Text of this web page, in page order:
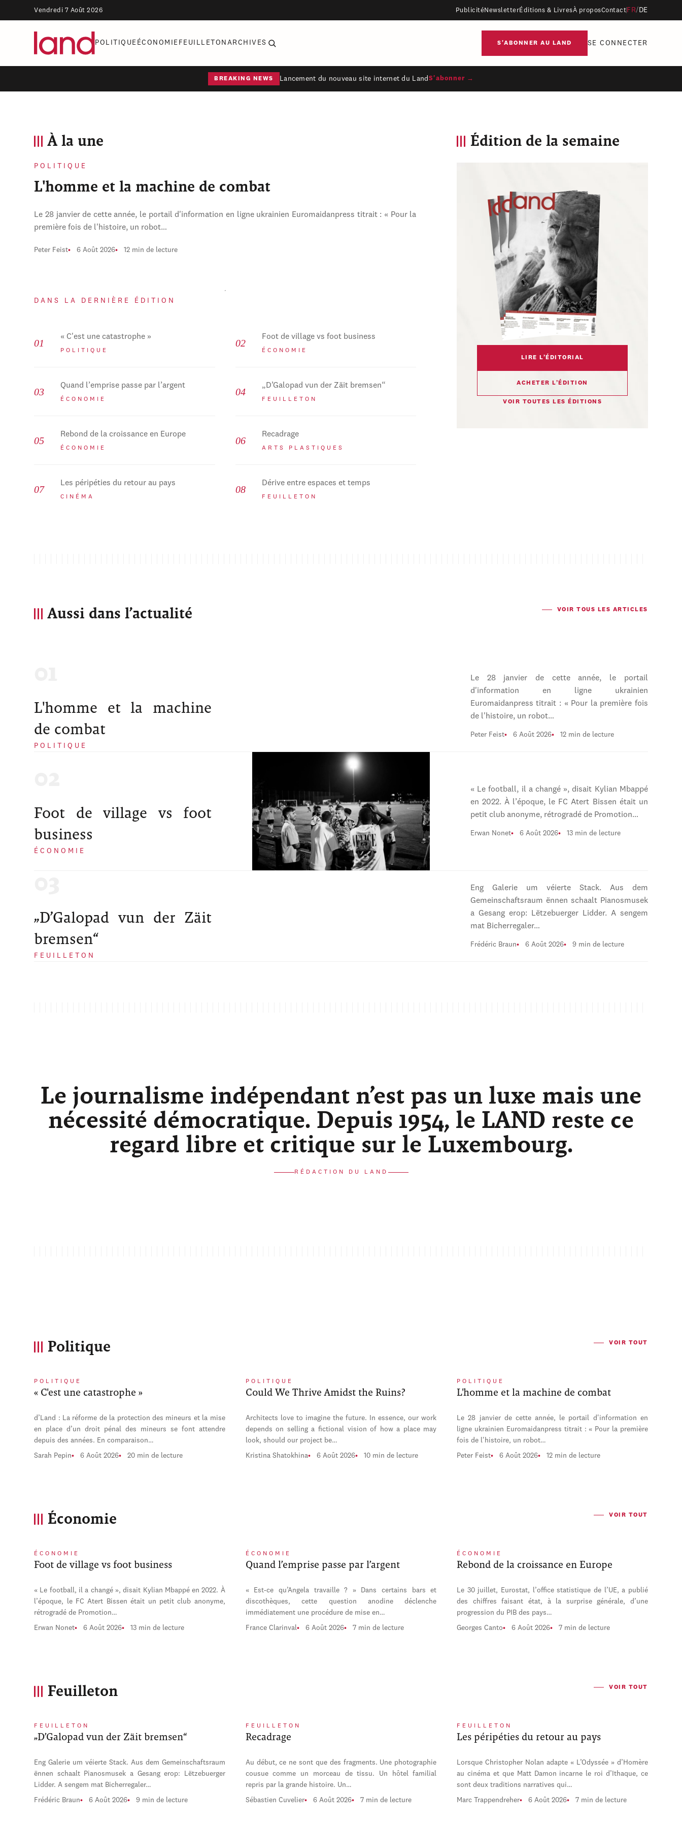
Vendredi 7 Août 2026 Publicité NewsletterÉditions & LivresÀ proposContact FR/ DE
POLITIQUE ÉCONOMIE FEUILLETON ARCHIVES S'ABONNER AU LAND SE CONNECTER
BREAKING NEWS Lancement du nouveau site internet du Land S'abonner →
À la une
POLITIQUE
L'homme et la machine de combat
Le 28 janvier de cette année, le portail d'information en ligne ukrainien Euromaidanpress titrait : « Pour la
première fois de l'histoire, un robot…
Peter Feist 6 Août 2026 12 min de lecture
DANS LA DERNIÈRE ÉDITION
« C'est une catastrophe »
POLITIQUE
Foot de village vs foot business
ÉCONOMIE
Quand l’emprise passe par l’argent
ÉCONOMIE
„D’Galopad vun der Zäit bremsen“
FEUILLETON
Rebond de la croissance en Europe
ÉCONOMIE
Recadrage
ARTS PLASTIQUES
Les péripéties du retour au pays
CINÉMA
Dérive entre espaces et temps
FEUILLETON
Édition de la semaine
LIRE L’ÉDITORIAL
ACHETER L’ÉDITION
VOIR TOUTES LES ÉDITIONS
Aussi dans l’actualité VOIR TOUS LES ARTICLES
L'homme et la machine
de combat
POLITIQUE
Le 28 janvier de cette année, le portail
d'information en ligne ukrainien
Euromaidanpress titrait : « Pour la première fois
de l'histoire, un robot…
Peter Feist 6 Août 2026 12 min de lecture
Foot de village vs foot
business
ÉCONOMIE
« Le football, il a changé », disait Kylian Mbappé
en 2022. À l’époque, le FC Atert Bissen était un
petit club anonyme, rétrogradé de Promotion…
Erwan Nonet 6 Août 2026 13 min de lecture
„D’Galopad vun der Zäit
bremsen“
FEUILLETON
Eng Galerie um véierte Stack. Aus dem
Gemeinschaftsraum ënnen schaalt Pianosmusek
a Gesang erop: Lëtzebuerger Lidder. A sengem
mat Bicherregaler…
Frédéric Braun 6 Août 2026 9 min de lecture
Le journalisme indépendant n’est pas un luxe mais une
nécessité démocratique. Depuis 1954, le LAND reste ce
regard libre et critique sur le Luxembourg.
RÉDACTION DU LAND
Politique VOIR TOUT
POLITIQUE
« C'est une catastrophe »
d’Land : La réforme de la protection des mineurs et la mise
en place d’un droit pénal des mineurs se font attendre
depuis des années. En comparaison…
Sarah Pepin 6 Août 2026 20 min de lecture
POLITIQUE
Could We Thrive Amidst the Ruins?
Architects love to imagine the future. In essence, our work
depends on selling a fictional vision of how a place may
look, should our project be…
Kristina Shatokhina 6 Août 2026 10 min de lecture
POLITIQUE
L'homme et la machine de combat
Le 28 janvier de cette année, le portail d'information en
ligne ukrainien Euromaidanpress titrait : « Pour la première
fois de l'histoire, un robot…
Peter Feist 6 Août 2026 12 min de lecture
Économie VOIR TOUT
ÉCONOMIE
Foot de village vs foot business
« Le football, il a changé », disait Kylian Mbappé en 2022. À
l’époque, le FC Atert Bissen était un petit club anonyme,
rétrogradé de Promotion…
Erwan Nonet 6 Août 2026 13 min de lecture
ÉCONOMIE
Quand l’emprise passe par l’argent
« Est-ce qu’Angela travaille ? » Dans certains bars et
discothèques, cette question anodine déclenche
immédiatement une procédure de mise en…
France Clarinval 6 Août 2026 7 min de lecture
ÉCONOMIE
Rebond de la croissance en Europe
Le 30 juillet, Eurostat, l’office statistique de l’UE, a publié
des chiffres faisant état, à la surprise générale, d’une
progression du PIB des pays…
Georges Canto 6 Août 2026 7 min de lecture
Feuilleton VOIR TOUT
FEUILLETON
„D’Galopad vun der Zäit bremsen“
Eng Galerie um véierte Stack. Aus dem Gemeinschaftsraum
ënnen schaalt Pianosmusek a Gesang erop: Lëtzebuerger
Lidder. A sengem mat Bicherregaler…
Frédéric Braun 6 Août 2026 9 min de lecture
FEUILLETON
Recadrage
Au début, ce ne sont que des fragments. Une photographie
cousue comme un morceau de tissu. Un hôtel familial
repris par la grande histoire. Un…
Sébastien Cuvelier 6 Août 2026 7 min de lecture
FEUILLETON
Les péripéties du retour au pays
Lorsque Christopher Nolan adapte « L’Odyssée » d’Homère
au cinéma et que Matt Damon incarne le roi d’Ithaque, ce
sont deux traditions narratives qui…
Marc Trappendreher 6 Août 2026 7 min de lecture